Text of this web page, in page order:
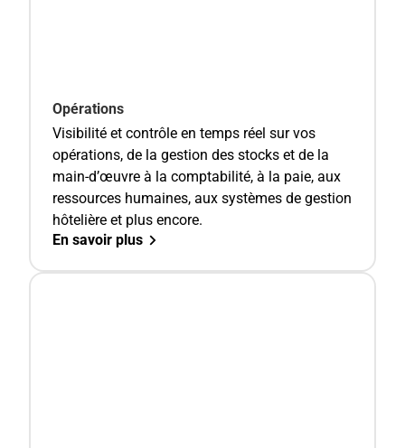
Opérations
Visibilité et contrôle en temps réel sur vos
opérations, de la gestion des stocks et de la
main-d’œuvre à la comptabilité, à la paie, aux
ressources humaines, aux systèmes de gestion
hôtelière et plus encore.
En savoir plus